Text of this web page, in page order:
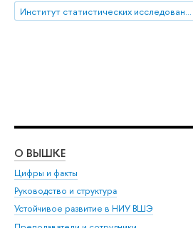
О ВЫШКЕ
Цифры и факты
Руководство и структура
Устойчивое развитие в НИУ ВШЭ